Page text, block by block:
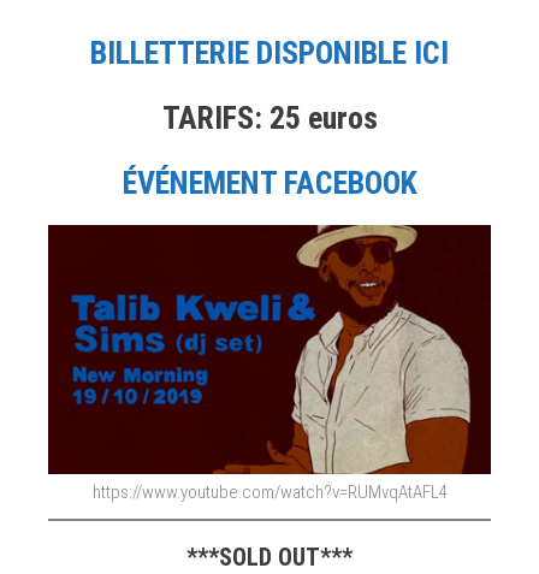
BILLETTERIE DISPONIBLE ICI
TARIFS: 25 euros
ÉVÉNEMENT FACEBOOK
https://www.youtube.com/watch?v=RUMvqAtAFL4
***SOLD OUT***